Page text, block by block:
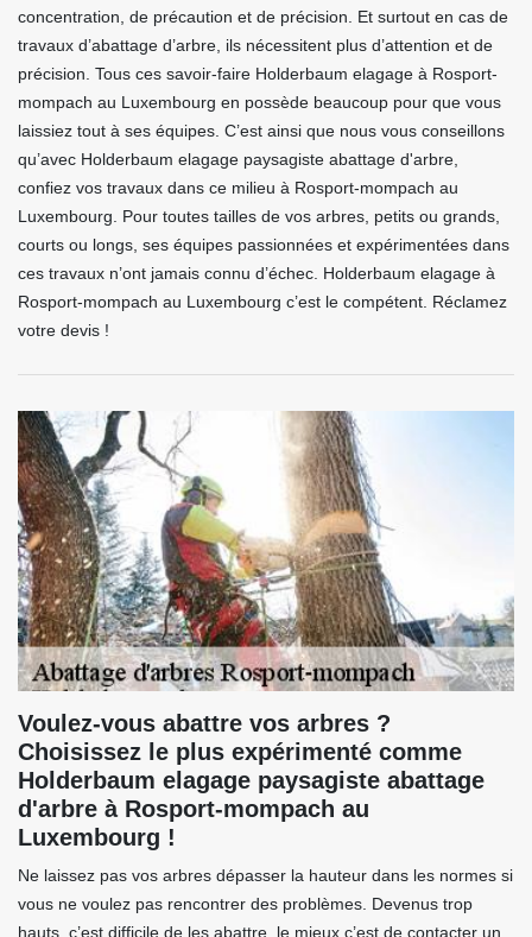
concentration, de précaution et de précision. Et surtout en cas de
travaux d’abattage d’arbre, ils nécessitent plus d’attention et de
précision. Tous ces savoir-faire Holderbaum elagage à Rosport-
mompach au Luxembourg en possède beaucoup pour que vous
laissiez tout à ses équipes. C’est ainsi que nous vous conseillons
qu’avec Holderbaum elagage paysagiste abattage d'arbre,
confiez vos travaux dans ce milieu à Rosport-mompach au
Luxembourg. Pour toutes tailles de vos arbres, petits ou grands,
courts ou longs, ses équipes passionnées et expérimentées dans
ces travaux n’ont jamais connu d’échec. Holderbaum elagage à
Rosport-mompach au Luxembourg c’est le compétent. Réclamez
votre devis !
Voulez-vous abattre vos arbres ?
Choisissez le plus expérimenté comme
Holderbaum elagage paysagiste abattage
d'arbre à Rosport-mompach au
Luxembourg !
Ne laissez pas vos arbres dépasser la hauteur dans les normes si
vous ne voulez pas rencontrer des problèmes. Devenus trop
hauts, c’est difficile de les abattre, le mieux c’est de contacter un